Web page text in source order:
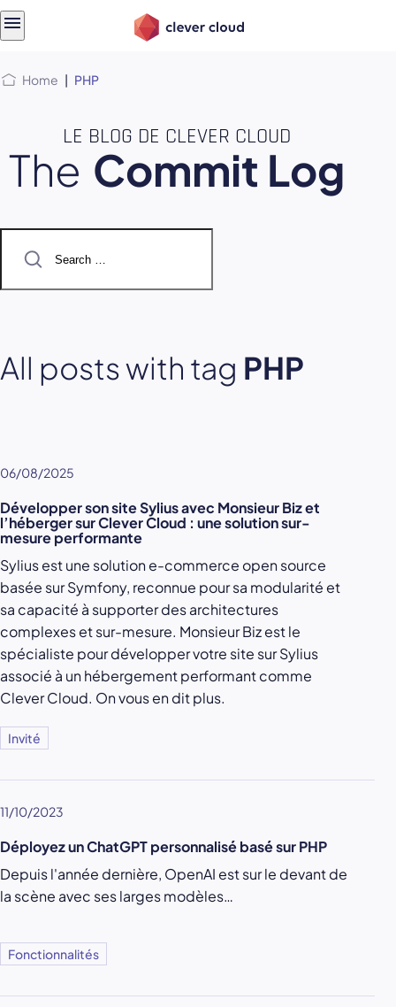
Home | PHP
LE BLOG DE CLEVER CLOUD
The Commit Log
for:
All posts with tag PHP
06/08/2025
Développer son site Sylius avec Monsieur Biz et
l’héberger sur Clever Cloud : une solution sur-
mesure performante
Sylius est une solution e-commerce open source
basée sur Symfony, reconnue pour sa modularité et
sa capacité à supporter des architectures
complexes et sur-mesure. Monsieur Biz est le
spécialiste pour développer votre site sur Sylius
associé à un hébergement performant comme
Clever Cloud. On vous en dit plus.
Invité
11/10/2023
Déployez un ChatGPT personnalisé basé sur PHP
Depuis l'année dernière, OpenAI est sur le devant de
la scène avec ses larges modèles…
Fonctionnalités